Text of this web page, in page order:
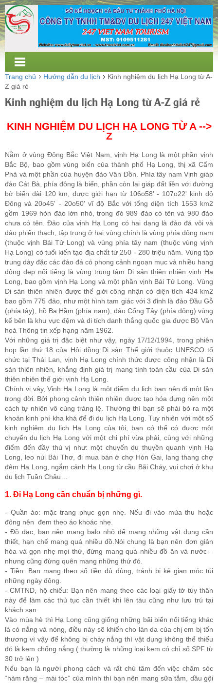
Trang chủ Hướng dẫn du lịch
Kinh nghiệm du lịch Hạ Long từ A-
Z giá rẻ
Kinh nghiệm du lịch Hạ Long từ A-Z giá rẻ
KINH NGHIỆM DU LỊCH HẠ LONG TỪ A -->
Z
Nằm ở vùng Ðông Bắc Việt Nam, vịnh Hạ Long là một phần vịnh
Bắc Bộ, bao gồm vùng biển của thành phố Hạ Long, thị xã Cẩm
Phả và một phần của huyện đảo Vân Ðồn. Phía tây nam Vịnh giáp
đảo Cát Bà, phía đông là biển, phần còn lại giáp đất liền với đường
bờ biển dài 120 km, được giới hạn từ 106o58' - 107o22' kinh độ
Ðông và 20o45' - 20o50' vĩ độ Bắc với tổng diện tích 1553 km2
gồm 1969 hòn đảo lớn nhỏ, trong đó 989 đảo có tên và 980 đảo
chưa có tên. Ðảo của vịnh Hạ Long có hai dạng là đảo đá vôi và
đảo phiến thạch, tập trung ở hai vùng chính là vùng phía đông nam
(thuộc vịnh Bái Tử Long) và vùng phía tây nam (thuộc vùng vịnh
Hạ Long) có tuổi kiến tạo địa chất từ 250 - 280 triệu năm. Vùng tập
trung dày đặc các đảo đá có phong cảnh ngoạn mục và nhiều hang
động đẹp nổi tiếng là vùng trung tâm Di sản thiên nhiên vịnh Hạ
Long, bao gồm vịnh Hạ Long và một phần vịnh Bái Tử Long. Vùng
Di sản thiên nhiên được thế giới công nhận có diện tích 434 km2
bao gồm 775 đảo, như một hình tam giác với 3 đỉnh là đảo Ðầu Gỗ
(phía tây), hồ Ba Hầm (phía nam), đảo Cống Tây (phía đông) vùng
kế bên là khu vực đệm và di tích danh thắng quốc gia được Bộ Văn
hoá Thông tin xếp hạng năm 1962.
Với những giá trị đặc biệt như vậy, ngày 17/12/1994, trong phiên
họp lần thứ 18 của Hội đồng Di sản Thế giới thuộc UNESCO tổ
chức tại Thái Lan, vịnh Hạ Long chính thức được công nhận là Di
sản thiên nhiên, khẳng định giá trị mang tính toàn cầu của Di sản
thiên nhiên thế giới vịnh Hạ Long.
Chính vị vậy, Vịnh Hạ Long là một điểm du lịch bạn nên đi một lần
trong đời. Bởi phong cảnh thiên nhiên được tạo hóa dựng nên một
cách tự nhiên vô cùng tráng lệ. Thường thì bạn sẽ phải bỏ ra một
khoản kinh phí kha khá để đi du lịch Hạ Long. Tuy nhiên với một số
kinh nghiệm du lịch Hạ Long của tôi, bạn có thể có được một
chuyến du lịch Hạ Long với một chi phí vừa phải, cùng với những
điểm đến đầy thú vị như: một chuyến du thuyền quanh vịnh Hạ
Long, leo núi Bài Thơ, đi mua bán ở chợ Hòn Gai, lang thang chợ
đêm Hạ Long, ngắm cảnh Hạ Long từ cầu Bãi Cháy, vui chơi ở khu
du lịch Tuần Châu…
1. Đi Hạ Long cần chuẩn bị những gì.
- Quần áo: mặc trang phục gọn nhẹ. Nếu đi vào mùa thu hoặc
đông nên đem theo áo khoác nhẹ.
- Đồ đạc, bạn nên mang balo nhỏ để mang những vật dụng cần
thiết, hạn chế mang quá nhiều đồ.Nói chung là bạn nên đơn giản
hóa và gọn nhẹ mọi thứ, đừng mang quá nhiều đồ ăn và nước –
nhưng cũng đừng quên mang những thứ đó.
- Tiền: Bạn mang theo số tiền đủ dùng, tránh bị kẻ gian móc túi
những ngày đông.
- CMTND, hộ chiếu: Bạn nên mang theo các loại giấy tờ tùy thân
này để làm các thủ tục cần thiết khi lên tàu cũng như lưu trú tại
khách sạn.
Vào mùa hè thì Hạ Long cũng giống những bãi biển nổi tiếng khác
là có nắng và nóng, điều này sẽ khiến cho làn da của chị em bị tổn
thương vì vậy để không bị cháy nắng thì vật dụng không thể thiếu
đó là kem chống nắng ( thường là những loại kem có chỉ số SPF từ
30 trở lên )
Nếu bạn là người phong cách và rất chú tâm đến việc chăm sóc
“hàm răng – mái tóc” của mình thì bạn nên mang sữa tắm, dầu gội